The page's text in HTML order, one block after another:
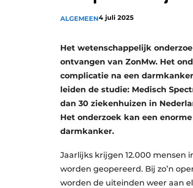
Vacatures
Video’s
ALGEMEEN4 juli 2025
Het wetenschappelijk
ontvangen van ZonMw. Het
complicatie na een
leiden de studie: Medisch
dan 30 ziekenhuizen in
Het onderzoek kan een
darmkanker.
Jaarlijks krijgen 12.000 mensen
worden geopereerd. Bij zo’n
worden de uiteinden weer aan